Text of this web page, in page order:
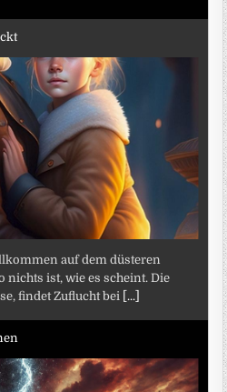
auf dem düsteren
nichts ist, wie es scheint. Die
findet Zuflucht bei [...]